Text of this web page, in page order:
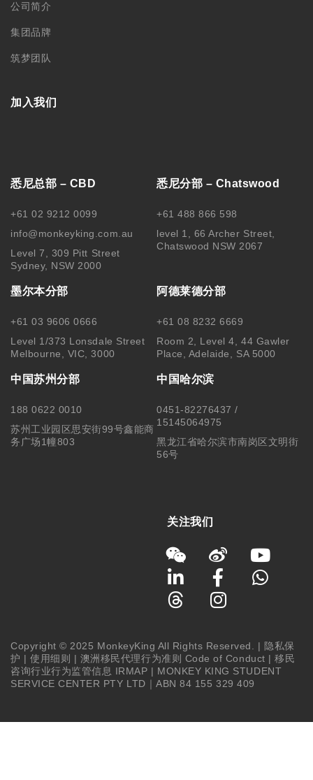
公司简介
集团品牌
筑梦团队
加入我们
悉尼总部 – CBD
+61 02 9212 0099
info@monkeyking.com.au
Level 7, 309 Pitt Street
Sydney, NSW 2000
悉尼分部 – Chatswood
+61 488 866 598
level 1, 66 Archer Street,
Chatswood NSW 2067
墨尔本分部
+61 03 9606 0666
Level 1/373 Lonsdale Street
Melbourne, VIC, 3000
阿德莱德分部
+61 08 8232 6669
Room 2, Level 4, 44 Gawler
Place, Adelaide, SA 5000
中国苏州分部
188 0622 0010
苏州工业园区思安街99号鑫能商
务广场1幢803
中国哈尔滨
0451-82276437 /
15145064975
黑龙江省哈尔滨市南岗区文明街
56号
关注我们
Copyright © 2025 MonkeyKing All Rights Reserved. | 隐私保
护 |使用细则 | 澳洲移民代理行为准则 Code of Conduct |移民
咨询行业行为监管信息 IRMAP | MONKEY KING STUDENT
SERVICE CENTER PTY LTD｜ABN 84 155 329 409